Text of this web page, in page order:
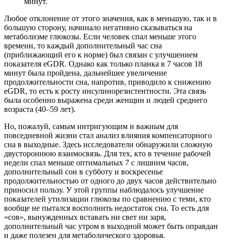
Любое отклонение от этого значения, как в меньшую, так и в
большую сторону, начинало негативно сказываться на
метаболизме глюкозы. Если человек спал меньше этого
времени, то каждый дополнительный час сна
(приближающий его к норме) был связан с улучшением
показателя eGDR. Однако как только планка в 7 часов 18
минут была пройдена, дальнейшее увеличение
продолжительности сна, напротив, приводило к снижению
eGDR, то есть к росту инсулинорезистентности. Эта связь
была особенно выражена среди женщин и людей среднего
возраста (40–59 лет).
Но, пожалуй, самым интригующим и важным для
повседневной жизни стал анализ влияния компенсаторного
сна в выходные. Здесь исследователи обнаружили сложную
двустороннюю взаимосвязь. Для тех, кто в течение рабочей
недели спал меньше оптимальных 7 с лишним часов,
дополнительный сон в субботу и воскресенье
продолжительностью от одного до двух часов действительно
приносил пользу. У этой группы наблюдалось улучшение
показателей утилизации глюкозы по сравнению с теми, кто
вообще не пытался восполнить недостаток сна. То есть для
«сов», вынужденных вставать ни свет ни заря,
дополнительный час утром в выходной может быть оправдан
и даже полезен для метаболического здоровья.